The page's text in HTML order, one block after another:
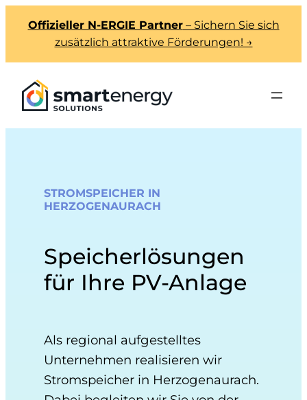
Offizieller N-ERGIE Partner– Sichern Sie sich
zusätzlich attraktive Förderungen! →
STROMSPEICHER IN
HERZOGENAURACH
Speicherlösungen
für Ihre PV-Anlage
Als regional aufgestelltes
Unternehmen realisieren wir
Stromspeicher in Herzogenaurach.